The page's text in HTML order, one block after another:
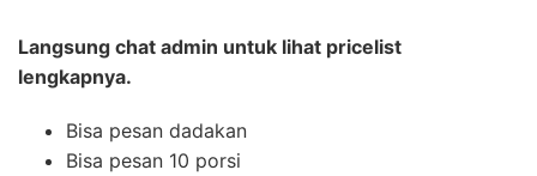
Langsung chat admin untuk lihat pricelist
lengkapnya.
Bisa pesan dadakan
Bisa pesan 10 porsi